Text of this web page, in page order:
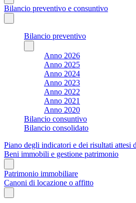
Bilancio preventivo e consuntivo
Bilancio preventivo
Anno 2026
Anno 2025
Anno 2024
Anno 2023
Anno 2022
Anno 2021
Anno 2020
Bilancio consuntivo
Bilancio consolidato
Piano degli indicatori e dei risultati attesi
Beni immobili e gestione patrimonio
Patrimonio immobiliare
Canoni di locazione o affitto